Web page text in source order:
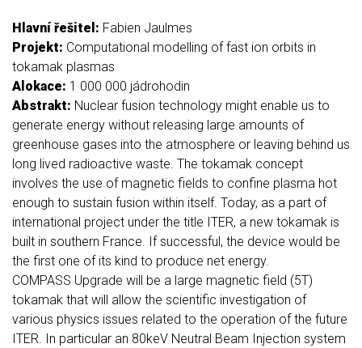
Hlavní řešitel: Fabien Jaulmes
Projekt: Computational modelling of fast ion orbits in
tokamak plasmas
Alokace: 1 000 000 jádrohodin
Abstrakt: Nuclear fusion technology might enable us to
generate energy without releasing large amounts of
greenhouse gases into the atmosphere or leaving behind us
long lived radioactive waste. The tokamak concept
involves the use of magnetic fields to confine plasma hot
enough to sustain fusion within itself. Today, as a part of
international project under the title ITER, a new tokamak is
built in southern France. If successful, the device would be
the first one of its kind to produce net energy.
COMPASS Upgrade will be a large magnetic field (5T)
tokamak that will allow the scientific investigation of
various physics issues related to the operation of the future
ITER. In particular an 80keV Neutral Beam Injection system